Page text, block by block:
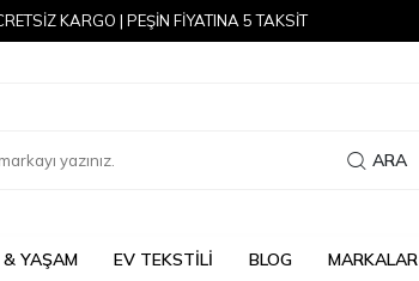
KARGO | PEŞİN FİYATINA 5 TAKSİT
ARA
& YAŞAM EV TEKSTİLİ BLOG MARKALAR